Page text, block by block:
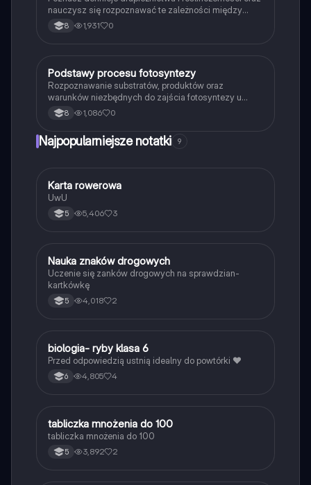
nauczysz się rozpoznawać te zależności między
organizmami w przyrodzie.
8 1,931 0
PBiologia
Podstawy procesu fotosyntezy
Rozpoznawanie substratów, produktów oraz
warunków niezbędnych do zajścia fotosyntezy u
roślin.
8 1,086 0
Najpopularniejsze notatki 9
KTechnika
Karta rowerowa
UwU
5 5,406 3
NTechnika
Nauka znaków drogowych
Uczenie się zanków drogowych na sprawdzian-
kartkówkę
5 4,018 2
BBiologia
biologia- ryby klasa 6
Przed odpowiedzią ustnią idealny do powtórki ❤️
6 4,805 4
TMatematyka
tabliczka mnożenia do 100
tabliczka mnożenia do 100
5 3,892 2